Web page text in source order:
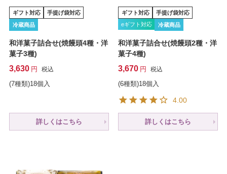
ギフト対応 手提げ袋対応
冷蔵商品
和洋菓子詰合せ(焼饅頭4種・洋
菓子3種)
3,630 税込
(7種類)18個入
詳しくはこちら
ギフト対応
手提げ袋対応
eギフト対応
冷蔵商品
和洋菓子詰合せ(焼饅頭2種・洋
菓子4種)
3,670 税込
(6種類)18個入
4.00
詳しくはこちら